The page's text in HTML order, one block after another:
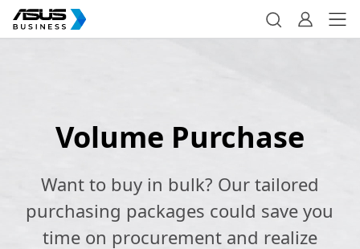
Volume Purchase
Want to buy in bulk? Our tailored
purchasing packages could save you
time on procurement and realize